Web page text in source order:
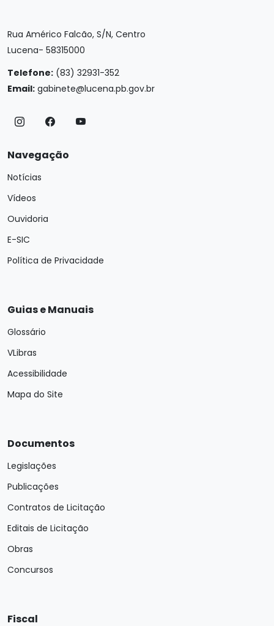
Rua Américo Falcão, S/N, Centro
Lucena- 58315000
Telefone: (83) 32931-352
Email: gabinete@lucena.pb.gov.br
Navegação
Notícias
Vídeos
Ouvidoria
E-SIC
Política de Privacidade
Guias e Manuais
Glossário
VLibras
Acessibilidade
Mapa do Site
Documentos
Legislações
Publicações
Contratos de Licitação
Editais de Licitação
Obras
Concursos
Fiscal